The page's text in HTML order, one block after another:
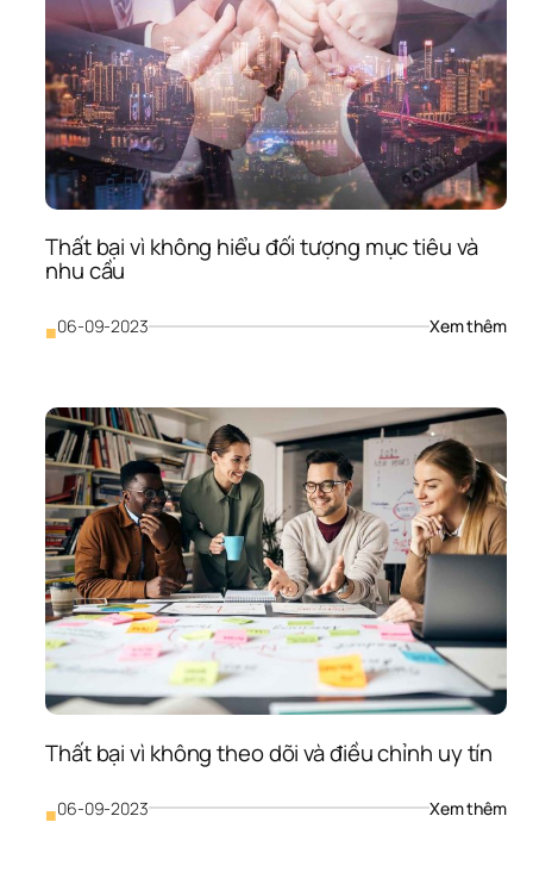
Thất bại vì không hiểu đối tượng mục tiêu và
nhu cầu
■06-09-2023 Xem thêm:
đối
và
Thất bại vì không theo dõi và điều chỉnh uy tín
■06-09-2023 Xem thêm: